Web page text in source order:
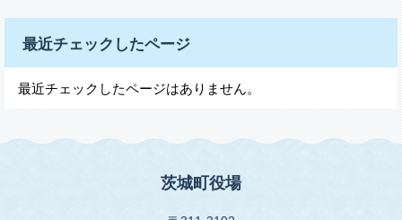
最近チェックしたページ
最近チェックしたページはありません。
茨城町役場